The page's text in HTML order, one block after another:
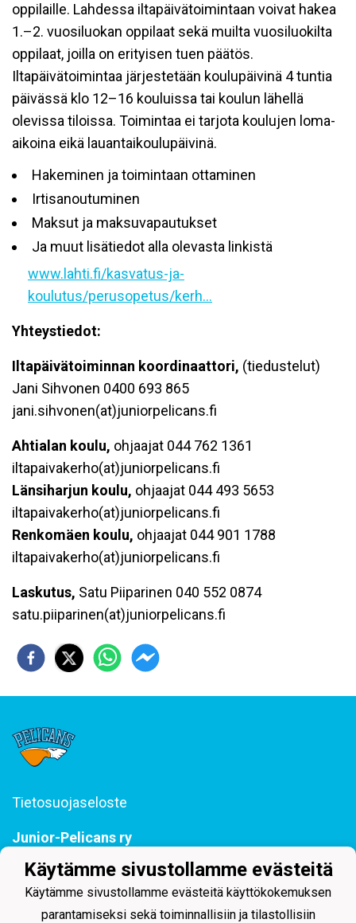
oppilaille. Lahdessa iltapäivätoimintaan voivat hakea
1.–2. vuosiluokan oppilaat sekä muilta vuosiluokilta
oppilaat, joilla on erityisen tuen päätös.
Iltapäivätoimintaa järjestetään koulupäivinä 4 tuntia
päivässä klo 12–16 kouluissa tai koulun lähellä
olevissa tiloissa. Toimintaa ei tarjota koulujen loma-
aikoina eikä lauantaikoulupäivinä.
Hakeminen ja toimintaan ottaminen
Irtisanoutuminen
Maksut ja maksuvapautukset
Ja muut lisätiedot alla olevasta linkistä
www.lahti.fi/kasvatus-ja-
koulutus/perusopetus/kerh...
Yhteystiedot:
Iltapäivätoiminnan koordinaattori, (tiedustelut)
Jani Sihvonen 0400 693 865
jani.sihvonen(at)juniorpelicans.fi
Ahtialan koulu, ohjaajat 044 762 1361
iltapaivakerho(at)juniorpelicans.fi
Länsiharjun koulu, ohjaajat 044 493 5653
iltapaivakerho(at)juniorpelicans.fi
Renkomäen koulu, ohjaajat 044 901 1788
iltapaivakerho(at)juniorpelicans.fi
Laskutus, Satu Piiparinen 040 552 0874
satu.piiparinen(at)juniorpelicans.fi
Tietosuojaseloste
Junior-Pelicans ry
044 255 1975 toimisto@juniorpelicans.fi
Toimisto avoinna ma-pe klo 9-15
Käytämme sivustollamme evästeitä
Käytämme sivustollamme evästeitä käyttökokemuksen
parantamiseksi sekä toiminnallisiin ja tilastollisiin